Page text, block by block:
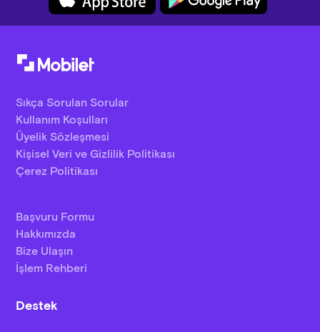
Sıkça Sorulan Sorular
Kullanım Koşulları
Üyelik Sözleşmesi
Kişisel Veri ve Gizlilik Politikası
Çerez Politikası
Başvuru Formu
Hakkımızda
Bize Ulaşın
İşlem Rehberi
Destek